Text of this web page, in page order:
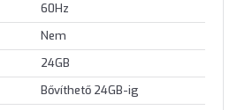
60Hz
Nem
24GB
Bővíthető 24GB-ig